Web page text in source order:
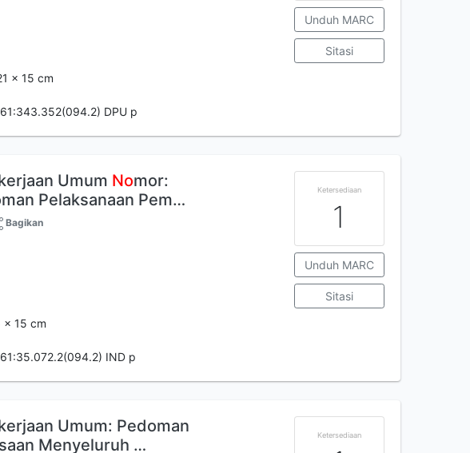
x 15 cm
DPU p
Unduh MARC
Sitasi
Umum Nomor:
Pelaksanaan Pem…
Bagikan
x 15 cm
IND p
Ketersediaan
1
Unduh MARC
Sitasi
Umum: Pedoman
Menyeluruh …
Ketersediaan